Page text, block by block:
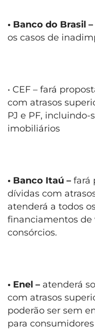
• Banco do Brasil –
os casos de
• CEF – fará
com atrasos
PJ e PF,
imobiliários
• Banco Itaú – fará
dívidas com
atenderá a todos
financiamentos de
consórcios.
• Enel – atenderá
com atrasos
poderão ser sem
para